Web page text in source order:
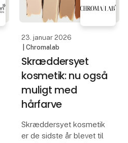
tilføjelse, der giver
stolen et ekstra lag kom
23. januar 2026
| Chromalab
Skræddersyet
kosmetik: nu også
muligt med
hårfarve
Skræddersyet kosmetik
er de sidste år blevet til